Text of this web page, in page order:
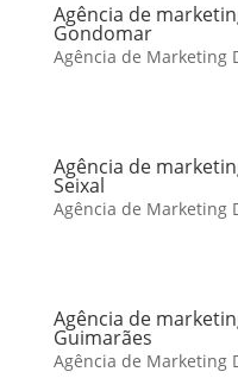
Agência de
Gondomar
Agência de Marketing
Agência de
Seixal
Agência de Marketing
Agência de
Guimarães
Agência de Marketing